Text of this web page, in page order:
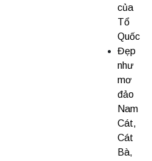
của
Tổ
Quốc
Đẹp
như
mơ
đảo
Nam
Cát,
Cát
Bà,